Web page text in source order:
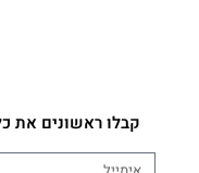
קבלו ראשונים את